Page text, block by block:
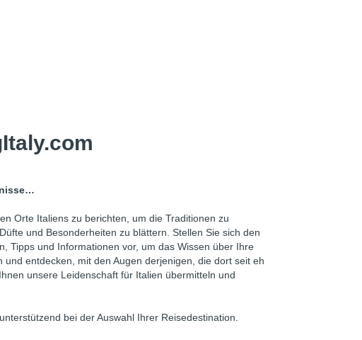
Orte Italiens zu berichten, um die Traditionen zu
und Besonderheiten zu blättern. Stellen Sie sich den
Tipps und Informationen vor, um das Wissen über Ihre
entdecken, mit den Augen derjenigen, die dort seit eh
unsere Leidenschaft für Italien übermitteln und
bei der Auswahl Ihrer Reisedestination.